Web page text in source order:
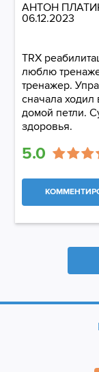
АНТОН
06.12.2023
TRX
люблю
тренажер.
сначала ходил
домой петли.
здоровья.
5.0